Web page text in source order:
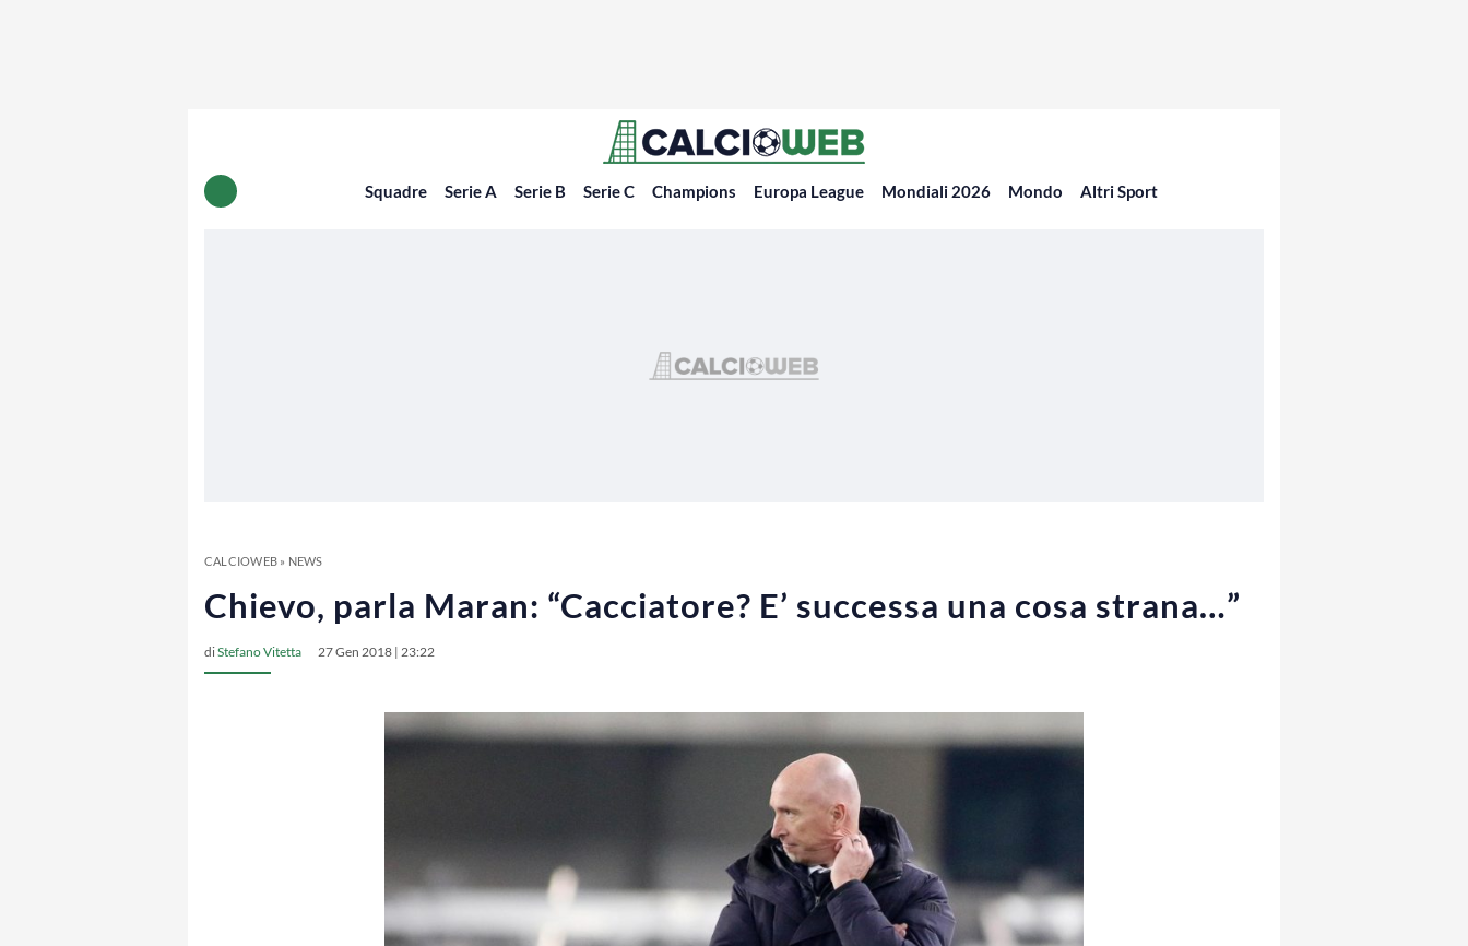
Squadre Serie A Serie B Serie C Champions Europa League Mondiali 2026 Mondo Altri Sport
CALCIOWEB» NEWS
Chievo, parla Maran: “Cacciatore? E’ successa una cosa strana…”
diStefano Vitetta 27 Gen 2018 | 23:22